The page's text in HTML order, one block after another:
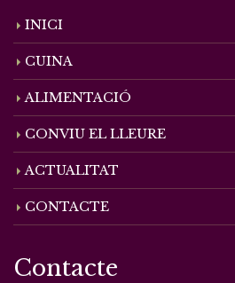
INICI
CUINA
ALIMENTACIÓ
CONVIU EL LLEURE
ACTUALITAT
CONTACTE
Contacte